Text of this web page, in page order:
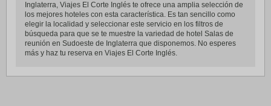
Inglaterra, Viajes El Corte Inglés te ofrece una amplia selección de
los mejores hoteles con esta característica. Es tan sencillo como
elegir la localidad y seleccionar este servicio en los filtros de
búsqueda para que se te muestre la variedad de hotel Salas de
reunión en Sudoeste de Inglaterra que disponemos. No esperes
más y haz tu reserva en Viajes El Corte Inglés.